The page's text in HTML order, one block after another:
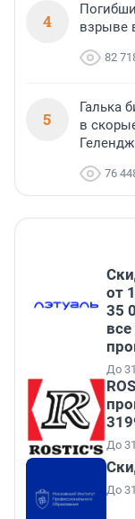
4
взрыве
82
5
Галька
в
76
от
35
До
До
До